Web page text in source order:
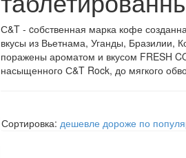
С&T - cобственная марка кофе
вкусы из Вьетнама, Уганды,
поражены ароматом и вкусом FRESH
насыщенного С&T Rock, до мягкого
Сортировка: дешевле дороже по